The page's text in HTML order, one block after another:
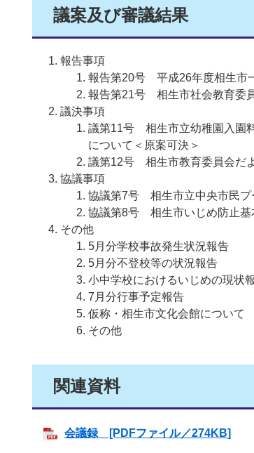
議案及び審議結果
報告事項
報告第20号 平成26年度相生市
報告第21号 相生市社会教育委
議決事項
議第11号 相生市立幼稚園入園
について＜原案可決＞
議第12号 相生市教育委員会だ
協議事項
協議第7号 相生市立中央市民プ
協議第8号 相生市いじめ防止基
その他
5月分学校事故発生状況報告
5月分不登校等の状況報告
小中学校におけるいじめの現状
7月分行事予定報告
仮称・相生市文化会館について
その他
関連資料
会議録 [PDFファイル／274KB]